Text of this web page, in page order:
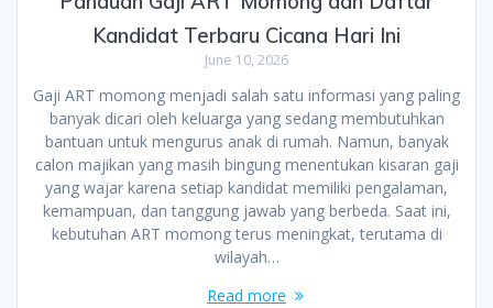
Kandidat Terbaru Cicana Hari Ini
June 10, 2026
Gaji ART momong menjadi salah satu informasi yang paling
banyak dicari oleh keluarga yang sedang membutuhkan
bantuan untuk mengurus anak di rumah. Namun, banyak
calon majikan yang masih bingung menentukan kisaran gaji
yang wajar karena setiap kandidat memiliki pengalaman,
kemampuan, dan tanggung jawab yang berbeda. Saat ini,
kebutuhan ART momong terus meningkat, terutama di
wilayah…
Read more